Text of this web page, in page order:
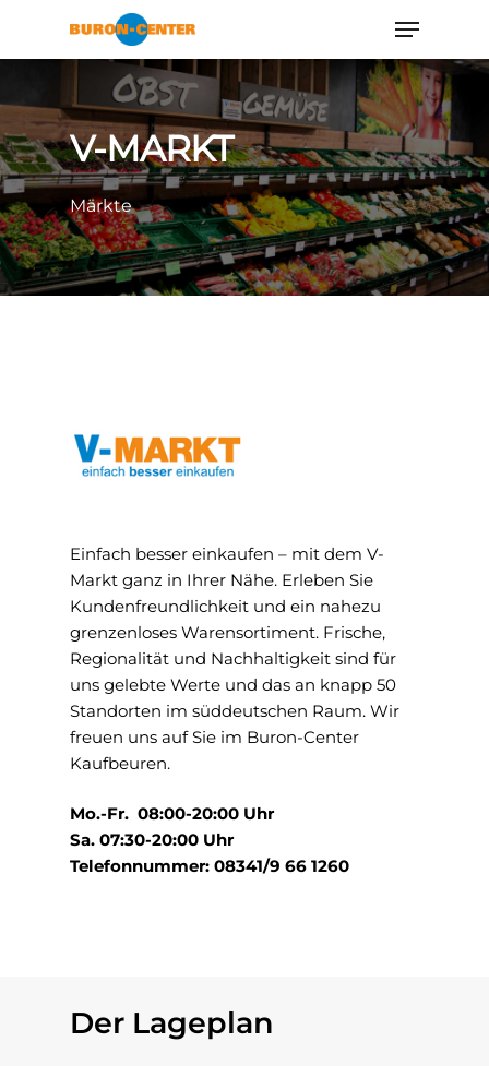
V-MARKT
Märkte
Einfach besser einkaufen – mit dem V-
Markt ganz in Ihrer Nähe. Erleben Sie
Kundenfreundlichkeit und ein nahezu
grenzenloses Warensortiment. Frische,
Regionalität und Nachhaltigkeit sind für
uns gelebte Werte und das an knapp 50
Standorten im süddeutschen Raum. Wir
freuen uns auf Sie im Buron-Center
Kaufbeuren.
Mo.-Fr. 08:00-20:00 Uhr
Sa. 07:30-20:00 Uhr
Telefonnummer: 08341/9 66 1260
Der Lageplan